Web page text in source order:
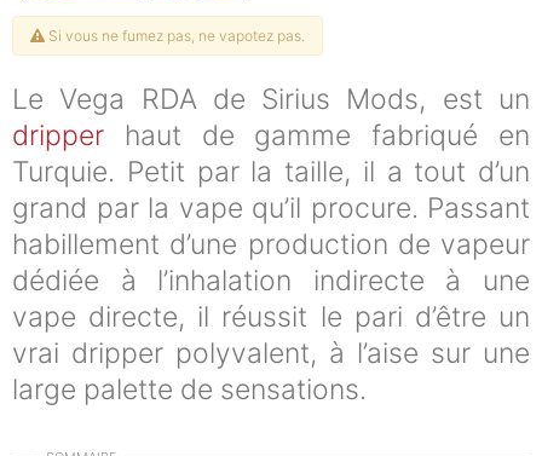
Si vous ne fumez pas, ne vapotez pas.
Le Vega RDA de Sirius Mods, est un
dripper haut de gamme fabriqué en
Turquie. Petit par la taille, il a tout d’un
grand par la vape qu’il procure. Passant
habillement d’une production de vapeur
dédiée à l’inhalation indirecte à une
vape directe, il réussit le pari d’être un
vrai dripper polyvalent, à l’aise sur une
large palette de sensations.